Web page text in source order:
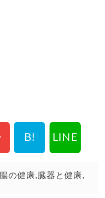
B! LINE
腸の健康 臓器と健康